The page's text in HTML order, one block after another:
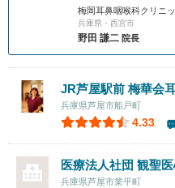
梅岡耳鼻咽喉科クリニ
兵庫県・西宮市
野田 謙二 院長
JR芦屋駅前 梅華会
兵庫県芦屋市船戸町
4.33
医療法人社団 観聖
兵庫県芦屋市業平町